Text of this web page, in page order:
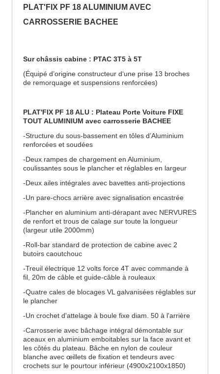
PLAT'FIX PF 18 ALUMINIUM AVEC
CARROSSERIE BACHEE
Sur châssis cabine : PTAC 3T5 à 5T
(Équipé d’origine constructeur d‘une prise 13 broches
de remorquage et suspensions renforcées)
PLAT'FIX PF 18 ALU : Plateau Porte Voiture FIXE
TOUT ALUMINIUM avec carrosserie BACHEE
-Structure du sous-bassement en tôles d’Aluminium
renforcées et soudées
-Deux rampes de chargement en Aluminium,
coulissantes sous le plancher et réglables en largeur
-Deux ailes intégrales avec bavettes anti-projections
-Un pare-chocs arrière avec signalisation encastrée
-Plancher en aluminium anti-dérapant avec NERVURES
de renfort et trous de calage sur toute la longueur
(largeur utile 2000mm)
-Roll-bar standard de protection de cabine avec 2
butoirs caoutchouc
-Treuil électrique 12 volts force 4T avec commande à
fil, 20m de câble et guide-câble à rouleaux
-Quatre cales de blocages VL galvanisées réglables sur
le plancher
-Un crochet d'attelage à boule fixe diam. 50 à l'arrière
-Carrosserie avec bâchage intégral démontable sur
aceaux en aluminium emboitables sur la face avant et
les côtés du plateau. Bâche en nylon de couleur
blanche avec œillets de fixation et tendeurs avec
crochets sur le pourtour inférieur (4900x2100x1850)